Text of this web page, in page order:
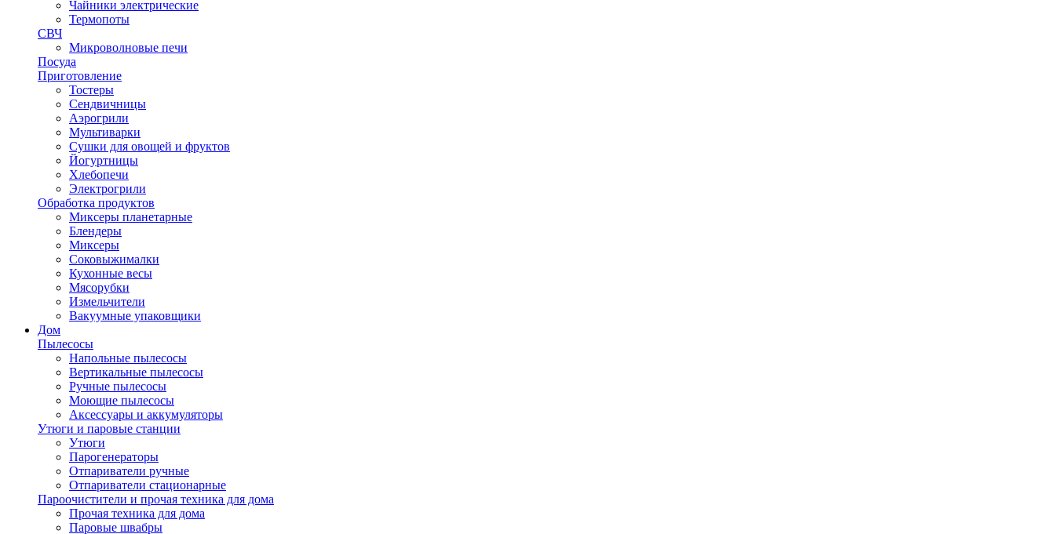
Чайники электрические
Термопоты
СВЧ
Микроволновые печи
Посуда
Приготовление
Тостеры
Сендвичницы
Аэрогрили
Мультиварки
Сушки для овощей и фруктов
Йогуртницы
Хлебопечи
Электрогрили
Обработка продуктов
Миксеры планетарные
Блендеры
Миксеры
Соковыжималки
Кухонные весы
Мясорубки
Измельчители
Вакуумные упаковщики
Дом
Пылесосы
Напольные пылесосы
Вертикальные пылесосы
Ручные пылесосы
Моющие пылесосы
Аксессуары и аккумуляторы
Утюги и паровые станции
Утюги
Парогенераторы
Отпариватели ручные
Отпариватели стационарные
Пароочистители и прочая техника для дома
Прочая техника для дома
Паровые швабры